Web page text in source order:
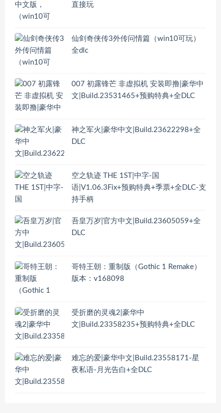
直接玩
仙剑奇侠传3外传问情篇（win10可玩）
全dlc
007 初露锋芒 非虚拟机 安装即撸|豪华中
文|Build.23531465+预购特典+全DLC
神之军火|豪华中文|Build.23622298+全
DLC
空之轨迹 THE 1ST|中字-国
语|V1.06.3Fix+预购特典+季票+全DLC-支
持手柄
吾皇万岁|官方中文|Build.23605059+全
DLC
哥特王朝：重制版（Gothic 1 Remake）
版本：v168098
受折磨的灵魂2|豪华中
文|Build.23358235+预购特典+全DLC
难忘的爱|豪华中文|Build.23558171-星
夜私语-月光告白+全DLC